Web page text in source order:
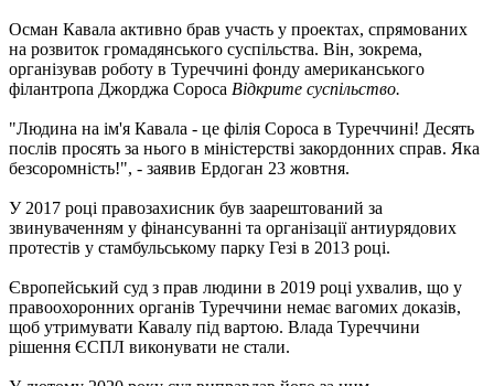
Осман Кавала активно брав участь у проектах, спрямованих
на розвиток громадянського суспільства. Він, зокрема,
організував роботу в Туреччині фонду американського
філантропа Джорджа Сороса Відкрите суспільство.
"Людина на ім'я Кавала - це філія Сороса в Туреччині! Десять
послів просять за нього в міністерстві закордонних справ. Яка
безсоромність!", - заявив Ердоган 23 жовтня.
У 2017 році правозахисник був заарештований за
звинуваченням у фінансуванні та організації антиурядових
протестів у стамбульському парку Гезі в 2013 році.
Європейський суд з прав людини в 2019 році ухвалив, що у
правоохоронних органів Туреччини немає вагомих доказів,
щоб утримувати Кавалу під вартою. Влада Туреччини
рішення ЄСПЛ виконувати не стали.